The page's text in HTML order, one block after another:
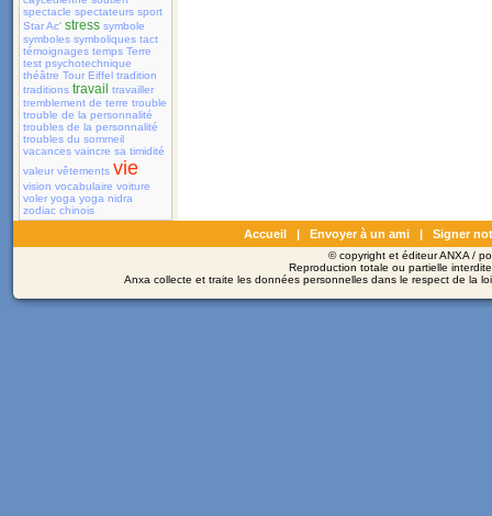
spectacle spectateurs sport
Star Ac' stress symbole
symboles symboliques tact
témoignages temps Terre
test psychotechnique
théâtre Tour Eiffel tradition
traditions travail
travailler
tremblement de terre trouble
trouble de la personnalité
troubles de la personnalité
troubles du sommeil
vacances vaincre sa timidité
valeur vêtements vie
vision vocabulaire voiture
voler yoga yoga nidra
zodiac chinois
Accueil | Envoyer à un ami | Signer
© copyright et éditeur ANXA /
Reproduction totale ou partielle
Anxa collecte et traite les données personnelles dans le respect de la